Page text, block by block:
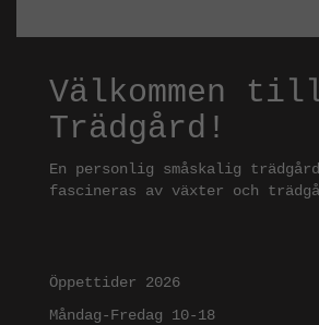
Välkommen
Trädgård!
En personlig småskalig
fascineras av växter och
Öppettider 2026
Måndag-Fredag 10-18